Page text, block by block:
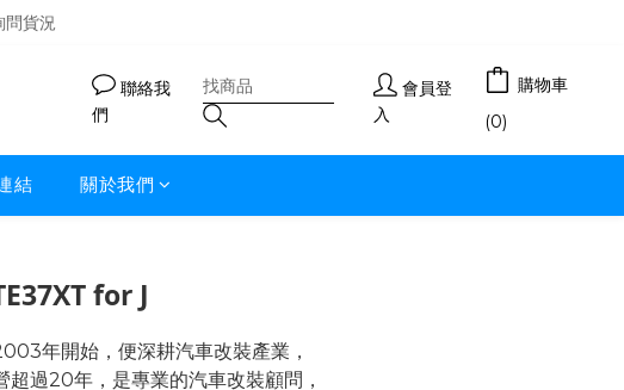
問貨況
貨況
聯絡我
們
會員登
入
購物車
(0)
結 關於我們
for J
年開始，便深耕汽車改裝產業，
超過20年，是專業的汽車改裝顧問，